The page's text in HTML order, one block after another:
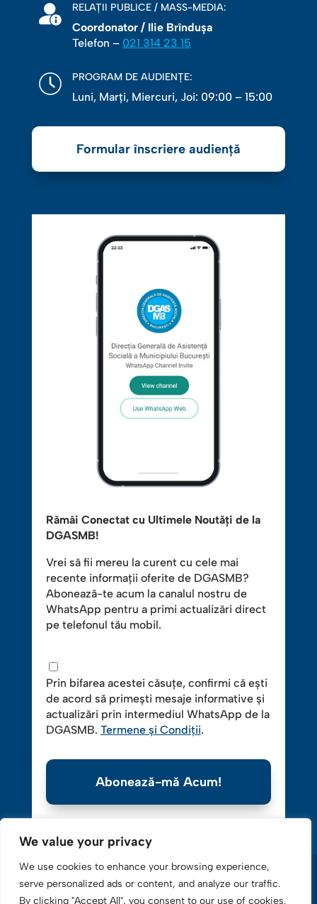
We value your privacy
We use cookies to enhance your browsing experience,
serve personalized ads or content, and analyze our traffic.
By clicking "Accept All", you consent to our use of cookies.
RELAȚII PUBLICE / MASS-MEDIA:
Coordonator / Ilie Brîndușa
Telefon – 021 314 23 15
PROGRAM DE AUDIENȚE:
Luni, Marţi, Miercuri, Joi: 09:00 – 15:00
Formular înscriere audiență
Rămâi Conectat cu Ultimele Noutăți de la
DGASMB!
Vrei să fii mereu la curent cu cele mai
recente informații oferite de DGASMB?
Abonează-te acum la canalul nostru de
WhatsApp pentru a primi actualizări direct
pe telefonul tău mobil.
Prin bifarea acestei căsuțe, confirmi că ești
de acord să primești mesaje informative și
actualizări prin intermediul WhatsApp de la
DGASMB. Termene și Condiții.
Abonează-mă Acum!